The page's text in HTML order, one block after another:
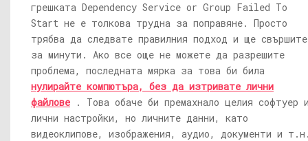
грешката Dependency Service or Group Failed To
Start не е толкова трудна за поправяне. Просто
трябва да следвате правилния подход и ще свършите
за минути. Ако все още не можете да разрешите
проблема, последната мярка за това би била
нулирайте компютъра, без да изтривате лични
файлове . Това обаче би премахнало целия софтуер
лични настройки, но личните данни, като
видеоклипове, изображения, аудио, документи и